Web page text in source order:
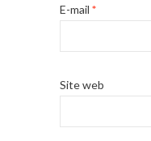
E-mail *
Site web